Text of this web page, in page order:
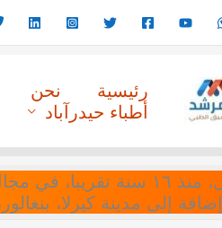
رئيسية نحن
أطباء حيدرآباد
نعمل، منذ ١٦ سنة
إضافة إلى مدينة كيرلا،